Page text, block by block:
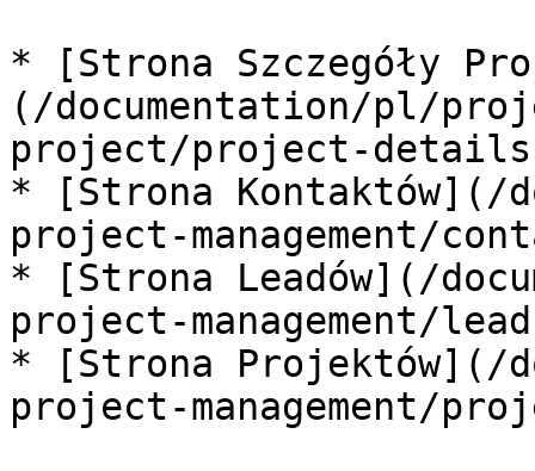
* [Strona Szczegóły
(/documentation/pl/
project/project-
* [Strona Kontaktów](/
project-management/
* [Strona Leadów](/
project-management/
* [Strona Projektów](/
project-management/